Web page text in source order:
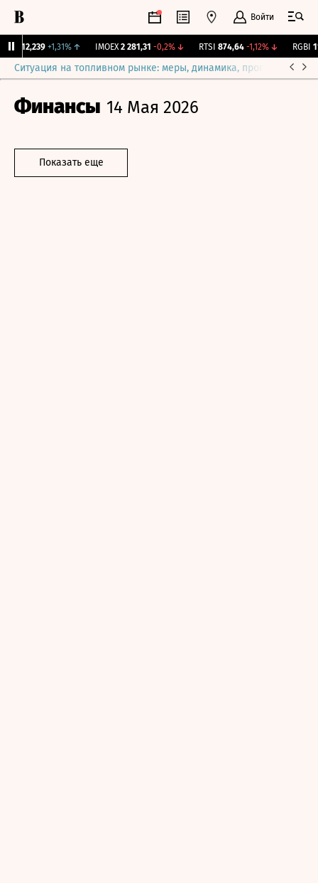
Войти
12,239 +1,31% ↑ IMOEX 2 281,31 -0,2%↓ RTSI 874,64 -1,12%↓ RGBI
Ситуация на топливном рынке: меры, динамика, прогнозы
Финансы 14 Мая 2026
Показать еще